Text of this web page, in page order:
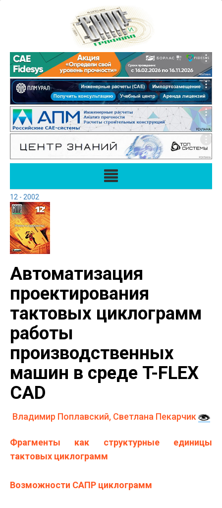
12 - 2002
Автоматизация
проектирования
тактовых циклограмм
работы
производственных
машин в среде T-FLEX
CAD
Владимир Поплавский, Светлана Пекарчик
Фрагменты как структурные единицы
тактовых циклограмм
Возможности САПР циклограмм